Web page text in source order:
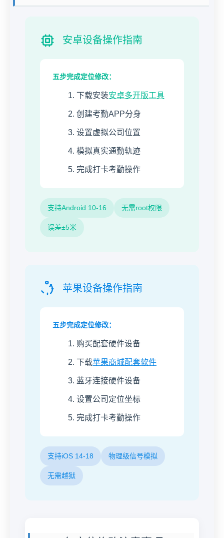
安卓设备操作指南
五步完成定位修改：
下载安装安卓多开版工具
创建考勤APP分身
设置虚拟公司位置
模拟真实通勤轨迹
完成打卡考勤操作
支持Android 10-16 无需root权限
误差±5米
苹果设备操作指南
五步完成定位修改：
购买配套硬件设备
下载苹果商城配套软件
蓝牙连接硬件设备
设置公司定位坐标
完成打卡考勤操作
支持iOS 14-18 物理级信号模拟
无需越狱